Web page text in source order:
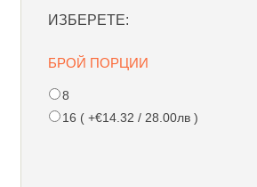
ИЗБЕРЕТЕ:
БРОЙ ПОРЦИИ
8
16 ( +€14.32 / 28.00лв )